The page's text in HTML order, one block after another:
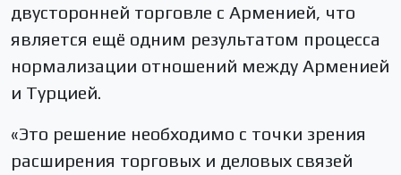
двусторонней торговле с Арменией, что
является ещё одним результатом процесса
нормализации отношений между Арменией
и Турцией.
«Это решение необходимо с точки зрения
расширения торговых и деловых связей